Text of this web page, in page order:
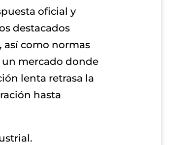
oficial y
destacados
como normas
un mercado donde
lenta retrasa la
hasta